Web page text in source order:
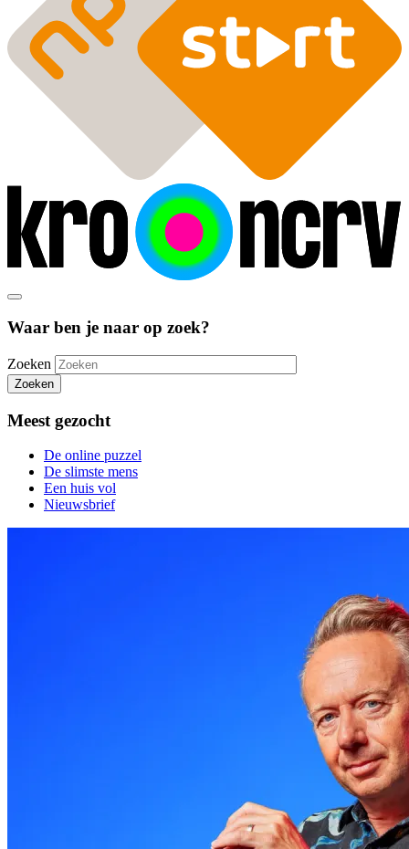
Waar ben je naar op zoek?
Zoeken
Zoeken
Meest gezocht
De online puzzel
De slimste mens
Een huis vol
Nieuwsbrief